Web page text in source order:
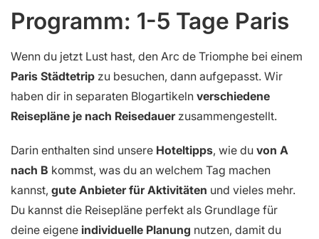
Programm: 1-5 Tage Paris
Wenn du jetzt Lust hast, den Arc de Triomphe bei einem
Paris Städtetrip zu besuchen, dann aufgepasst. Wir
haben dir in separaten Blogartikeln verschiedene
Reisepläne je nach Reisedauerzusammengestellt.
Darin enthalten sind unsere Hoteltipps, wie du von A
nach B kommst, was du an welchem Tag machen
kannst, gute Anbieter für Aktivitäten und vieles mehr.
Du kannst die Reisepläne perfekt als Grundlage für
deine eigene individuelle Planung nutzen, damit du